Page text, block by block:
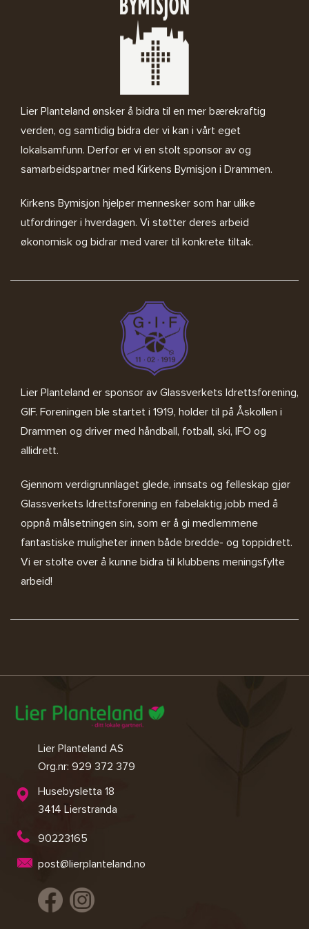
Lier Planteland ønsker å bidra til en mer bærekraftig
verden, og samtidig bidra der vi kan i vårt eget
lokalsamfunn. Derfor er vi en stolt sponsor av og
samarbeidspartner med Kirkens Bymisjon i Drammen.
Kirkens Bymisjon hjelper mennesker som har ulike
utfordringer i hverdagen. Vi støtter deres arbeid
økonomisk og bidrar med varer til konkrete tiltak.
Lier Planteland er sponsor av Glassverkets Idrettsforening,
GIF. Foreningen ble startet i 1919, holder til på Åskollen i
Drammen og driver med håndball, fotball, ski, IFO og
allidrett.
Gjennom verdigrunnlaget glede, innsats og felleskap gjør
Glassverkets Idrettsforening en fabelaktig jobb med å
oppnå målsetningen sin, som er å gi medlemmene
fantastiske muligheter innen både bredde- og toppidrett.
Vi er stolte over å kunne bidra til klubbens meningsfylte
arbeid!
Lier Planteland AS
Org.nr: 929 372 379
Husebysletta 18
3414 Lierstranda
90223165
post@lierplanteland.no